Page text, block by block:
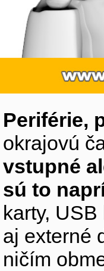
Periférie,
okrajovú
vstupné
sú to
karty,
aj externé
ničím